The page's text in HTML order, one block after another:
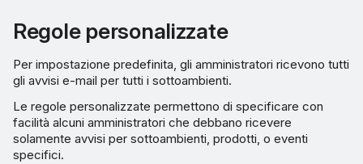
Regole personalizzate
Per impostazione predefinita, gli amministratori ricevono tutti
gli avvisi e-mail per tutti i sottoambienti.
Le regole personalizzate permettono di specificare con
facilità alcuni amministratori che debbano ricevere
solamente avvisi per sottoambienti, prodotti, o eventi
specifici.